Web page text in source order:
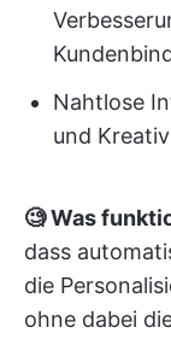
Nahtlose
und
🧐 Was
dass
die
ohne dabei